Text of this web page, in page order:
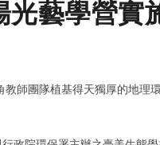
光藝學營實
師團隊植基得天獨厚的地理